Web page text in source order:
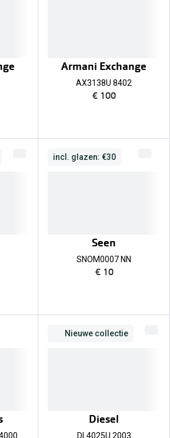
Armani Exchange
AX3138U 8402
€ 100
incl. glazen: €30
Seen
SNOM0007 NN
€ 10
Nieuwe collectie
Diesel
DL4025U 2003